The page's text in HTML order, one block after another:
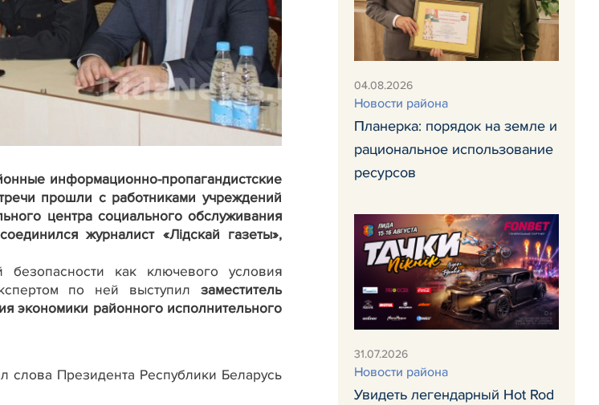
информационно-пропагандистские
прошли с работниками учреждений
центра социального обслуживания
журналист «Лідскай газеты»,
безопасности как ключевого условия
по ней выступил заместитель
экономики районного исполнительного
слова Президента Республики Беларусь
04.08.2026
Новости района
Планерка: порядок на земле и
рациональное использование
ресурсов
31.07.2026
Новости района
Увидеть легендарный Hot Rod